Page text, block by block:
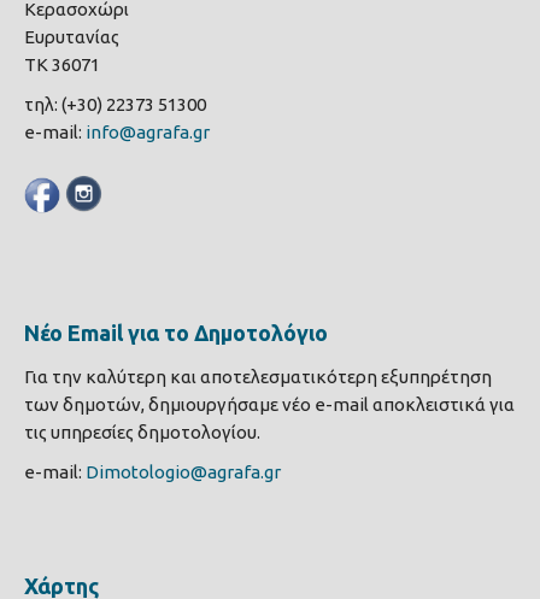
Κερασοχώρι
Ευρυτανίας
ΤΚ 36071
τηλ: (+30) 22373 51300
e-mail: info@agrafa.gr
Νέο Email για το Δημοτολόγιο
Για την καλύτερη και αποτελεσματικότερη εξυπηρέτηση
των δημοτών, δημιουργήσαμε νέο e-mail αποκλειστικά για
τις υπηρεσίες δημοτολογίου.
e-mail: Dimotologio@agrafa.gr
Χάρτης